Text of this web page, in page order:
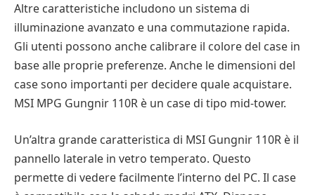
Altre caratteristiche includono un sistema di
illuminazione avanzato e una commutazione rapida.
Gli utenti possono anche calibrare il colore del case in
base alle proprie preferenze. Anche le dimensioni del
case sono importanti per decidere quale acquistare.
MSI MPG Gungnir 110R è un case di tipo mid-tower.
Un’altra grande caratteristica di MSI Gungnir 110R è il
pannello laterale in vetro temperato. Questo
permette di vedere facilmente l’interno del PC. Il case